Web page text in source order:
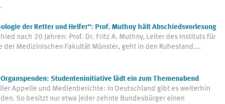
der Retter und Helfer“: Prof. Muthny hält Abschiedsvorlesung
nach 20 Jahren: Prof. Dr. Fritz A. Muthny, Leiter des Instituts für
der Medizinischen Fakultät Münster, geht in den Ruhestand.…
Studenteninitiative lädt ein zum Themenabend
Appelle und Medienberichte: In Deutschland gibt es weiterhin
So besitzt nur etwa jeder zehnte Bundesbürger einen